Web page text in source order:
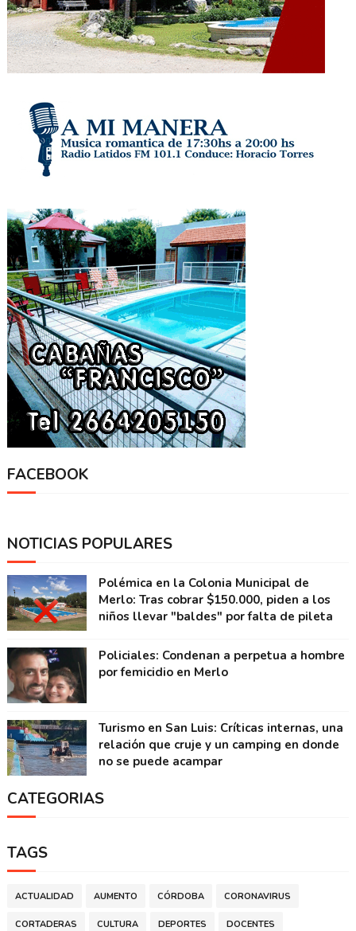
FACEBOOK
NOTICIAS POPULARES
Polémica en la Colonia Municipal de
Merlo: Tras cobrar $150.000, piden a los
niños llevar "baldes" por falta de pileta
Policiales: Condenan a perpetua a hombre
por femicidio en Merlo
Turismo en San Luis: Críticas internas, una
relación que cruje y un camping en donde
no se puede acampar
CATEGORIAS
TAGS
ACTUALIDAD AUMENTO CÓRDOBA CORONAVIRUS
CORTADERAS CULTURA DEPORTES DOCENTES